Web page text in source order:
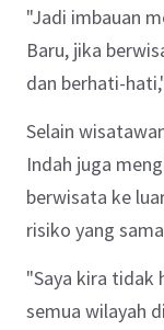
‎"Jadi imbauan
Baru, jika
dan berhati-
Selain
Indah juga
berwisata ke
risiko yang
‎"Saya kira tidak
semua wilayah